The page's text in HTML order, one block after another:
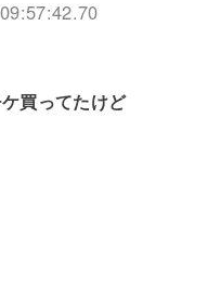
買ってたけど